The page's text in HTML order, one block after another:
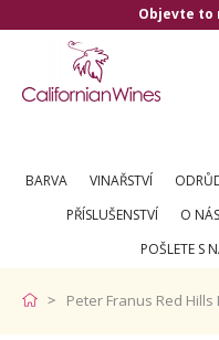
Objevte to
BARVA VINAŘSTVÍ
PŘÍSLUŠENSTVÍ
O NÁS
POŠLETE S
Peter Franus Red